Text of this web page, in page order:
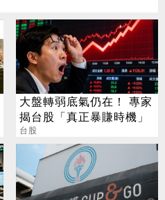
大盤轉弱底氣仍在！ 專家
揭台股「真正暴賺時機」
台股